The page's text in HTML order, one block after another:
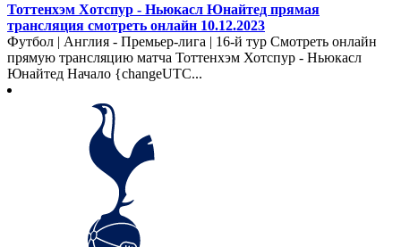
Тоттенхэм Хотспур - Ньюкасл Юнайтед прямая
трансляция смотреть онлайн 10.12.2023
Футбол | Англия - Премьер-лига | 16-й тур Смотреть онлайн
прямую трансляцию матча Тоттенхэм Хотспур - Ньюкасл
Юнайтед Начало {changeUTC...